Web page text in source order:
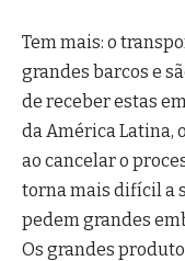
Tem mais: o
grandes barcos e
de receber estas
da América Latina,
ao cancelar o
torna mais difícil a
pedem grandes
Os grandes